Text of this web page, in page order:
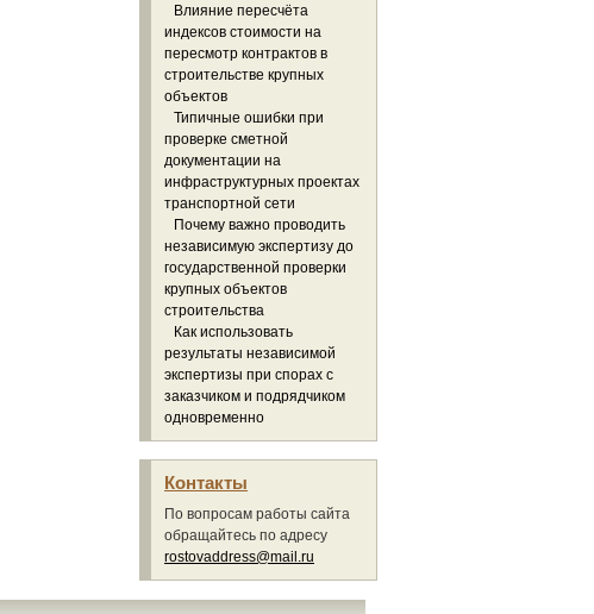
Влияние пересчёта
индексов стоимости на
пересмотр контрактов в
строительстве крупных
объектов
Типичные ошибки при
проверке сметной
документации на
инфраструктурных проектах
транспортной сети
Почему важно проводить
независимую экспертизу до
государственной проверки
крупных объектов
строительства
Как использовать
результаты независимой
экспертизы при спорах с
заказчиком и подрядчиком
одновременно
Контакты
По вопросам работы сайта
обращайтесь по адресу
rostovaddress@mail.ru